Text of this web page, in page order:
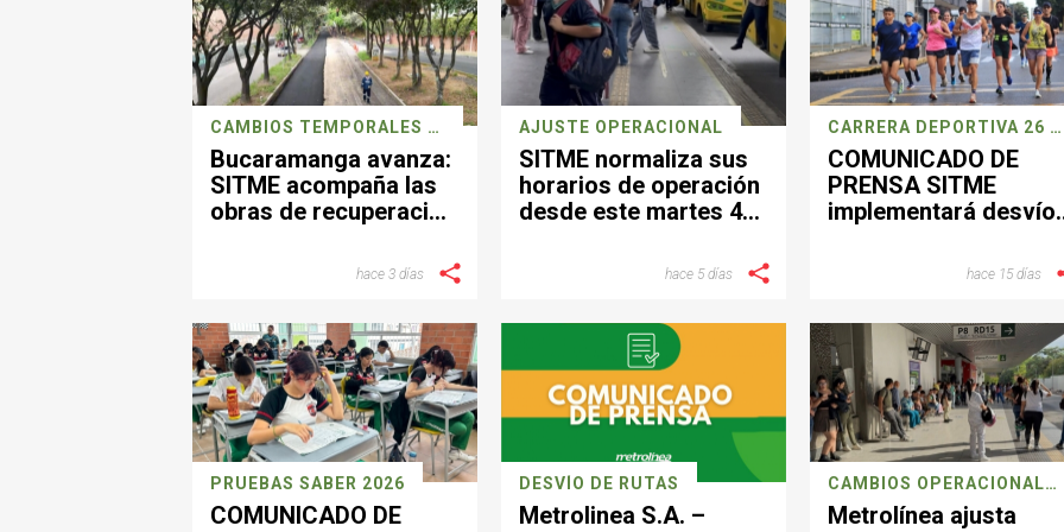
CAMBIOS TEMPORALES POR REPARACIONES DE MALLA VIAL
Bucaramanga avanza:
SITME acompaña las
obras de recuperación
temporales en su
hace 3 días
AJUSTE OPERACIONAL
SITME normaliza sus
horarios de operación
desde este martes 4
hace 5 días
CARRERA DEPORTIVA 26 JULIO
COMUNICADO DE
PRENSA SITME
implementará
domingo por jornada
Bucaramanga
hace 15 días
PRUEBAS SABER 2026
COMUNICADO DE
DESVÍO DE RUTAS
Metrolinea S.A. –
CAMBIOS OPERACIONALES
Metrolínea ajusta